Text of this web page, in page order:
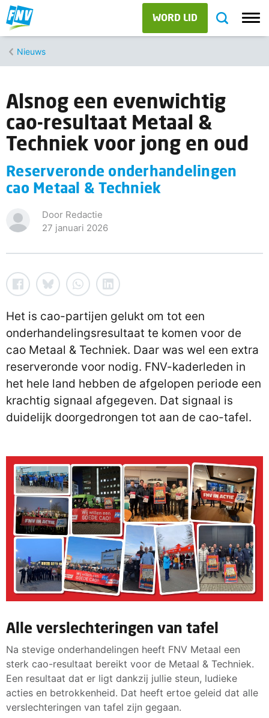
WORD LID
Nieuws
Alsnog een evenwichtig
cao-resultaat Metaal &
Techniek voor jong en oud
Reserveronde onderhandelingen
cao Metaal & Techniek
Door Redactie
27 januari 2026
Het is cao-partijen gelukt om tot een
onderhandelingsresultaat te komen voor de
cao Metaal & Techniek. Daar was wel een extra
reserveronde voor nodig. FNV-kaderleden in
het hele land hebben de afgelopen periode een
krachtig signaal afgegeven. Dat signaal is
duidelijk doorgedrongen tot aan de cao-tafel.
Alle verslechteringen van tafel
Na stevige onderhandelingen heeft FNV Metaal een
sterk cao-resultaat bereikt voor de Metaal & Techniek.
Een resultaat dat er ligt dankzij jullie steun, ludieke
acties en betrokkenheid. Dat heeft ertoe geleid dat alle
verslechteringen van tafel zijn gegaan.